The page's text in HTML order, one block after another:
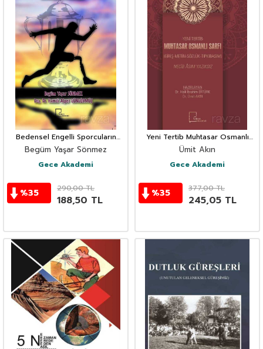
Bedensel Engelli Sporcuların
Spora Özgü Başarı
Motivasyonlarının
Değerlendirilmesi
Begüm Yaşar Sönmez
Gece Akademi
%35 290,00TL
188,50 TL
Yeni Tertib Muhtasar Osmanlı
Sarfı Giriş-Metin-Sözlük-
Tıpkıbasım)
Ümit Akın
Gece Akademi
%35 377,00TL
245,05 TL